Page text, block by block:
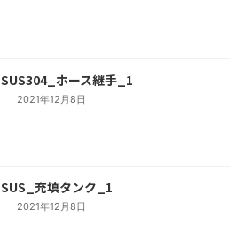
SUS304_ホース継手_1
2021年12月8日
SUS_充填タンク_1
2021年12月8日